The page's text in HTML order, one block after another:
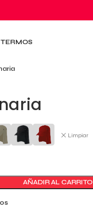
TERMOS
Limpiar
AÑADIR AL CARRITO